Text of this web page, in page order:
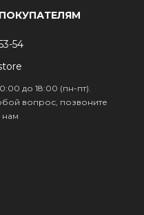
54
до 18:00 (пн-пт).
вопрос, позвоните
нам